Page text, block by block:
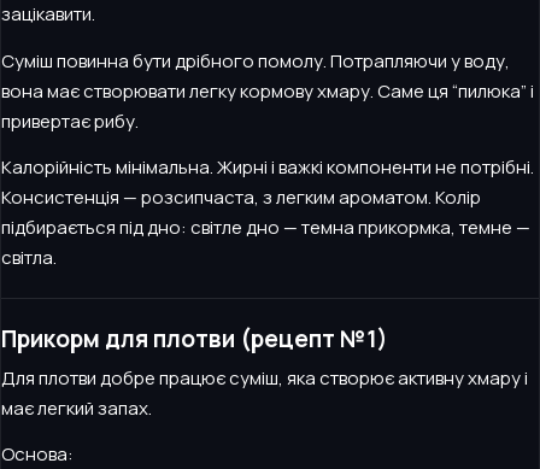
зацікавити.
Суміш повинна бути дрібного помолу. Потрапляючи у воду,
вона має створювати легку кормову хмару. Саме ця “пилюка” і
привертає рибу.
Калорійність мінімальна. Жирні і важкі компоненти не потрібні.
Консистенція — розсипчаста, з легким ароматом. Колір
підбирається під дно: світле дно — темна прикормка, темне —
світла.
Прикорм для плотви (рецепт №1)
Для плотви добре працює суміш, яка створює активну хмару і
має легкий запах.
Основа: